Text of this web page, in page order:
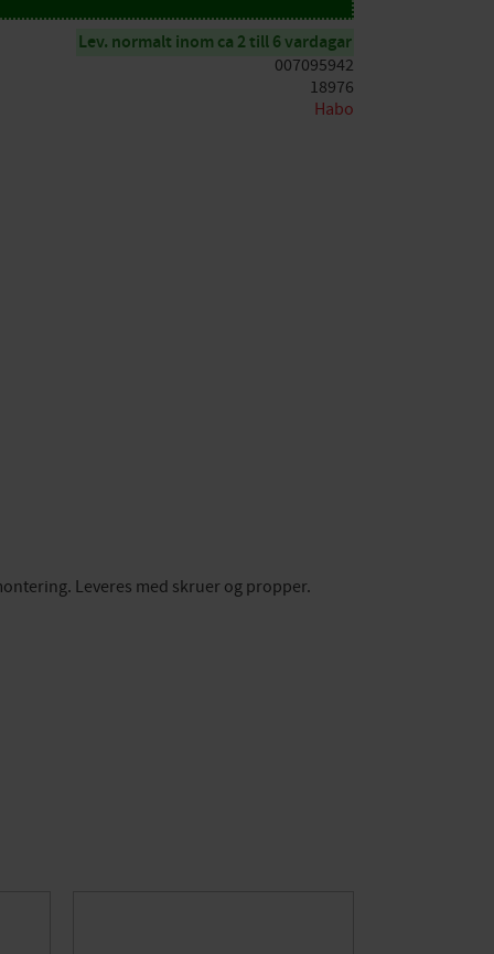
Lev. normalt inom ca 2 till 6 vardagar
007095942
18976
Habo
Leveres med skruer og propper.